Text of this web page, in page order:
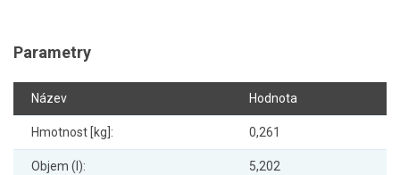
Parametry
Název Hodnota
Hmotnost [kg]: 0,261
Objem (l): 5,202